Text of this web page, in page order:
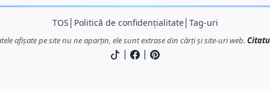
TOS Politică de confidențialitate│ Tag-uri
afișate pe site nu ne aparțin, ele sunt extrase din cărți și site-uri web.
| |